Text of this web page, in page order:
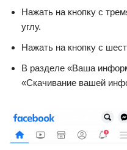
Нажать на кнопку с
углу.
Нажать на кнопку с
В разделе «Ваша
«Скачивание вашей